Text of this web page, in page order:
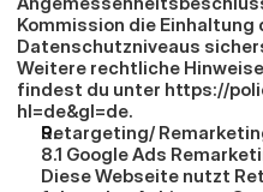
Kommission die Einhaltung
Datenschutzniveaus
Weitere rechtliche
findest du unter https://
hl=de&gl=de.
Retargeting/
8.1 Google Ads
Diese Webseite nutzt